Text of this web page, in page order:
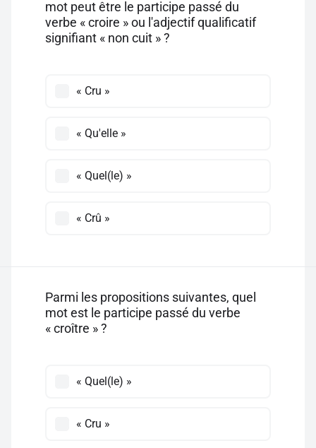
mot peut être le participe passé du
verbe « croire » ou l'adjectif qualificatif
signifiant « non cuit » ?
« Cru »
« Qu'elle »
« Quel(le) »
« Crû »
Parmi les propositions suivantes, quel
mot est le participe passé du verbe
« croître » ?
« Quel(le) »
« Cru »